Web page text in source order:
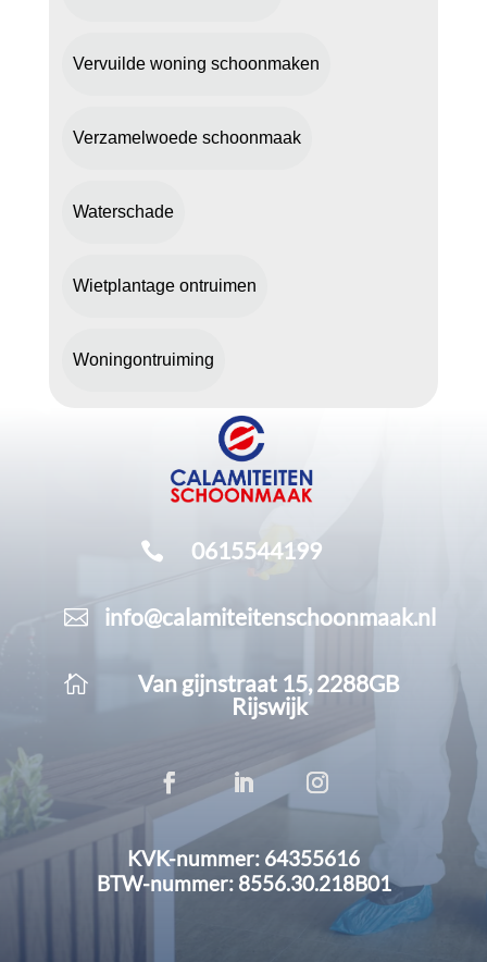
Vervuilde woning schoonmaken
Verzamelwoede schoonmaak
Waterschade
Wietplantage ontruimen
Woningontruiming
 0615544199
 info@calamiteitenschoonmaak.nl

Van gijnstraat 15, 2288GB
Rijswijk
KVK-nummer: 64355616
BTW-nummer: 8556.30.218B01